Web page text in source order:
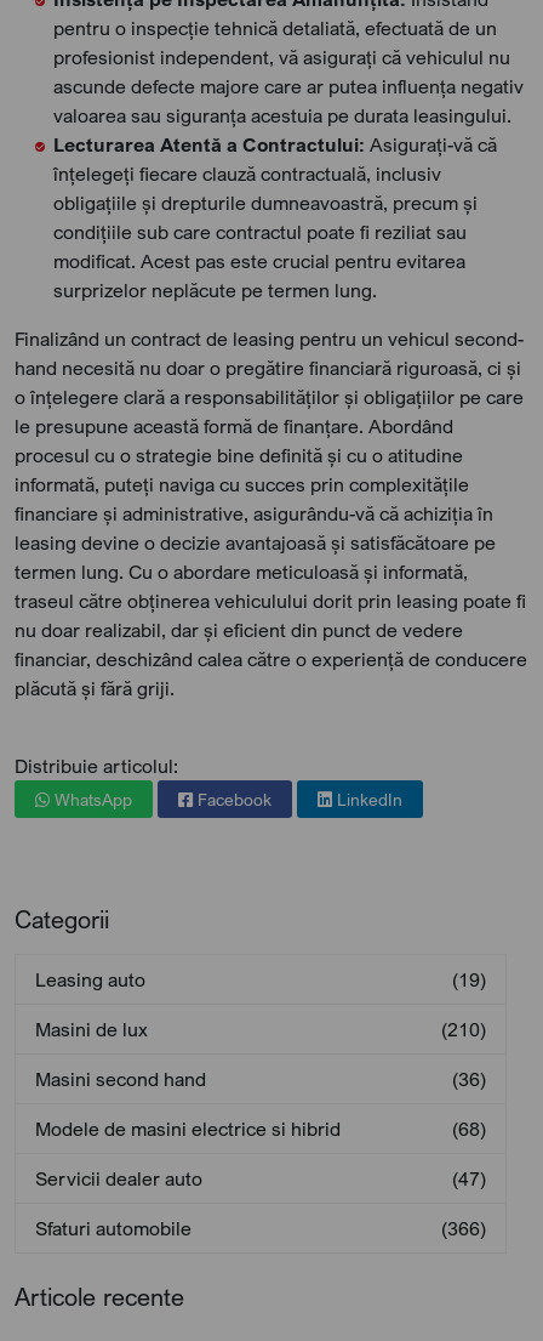
pentru o inspecție tehnică detaliată, efectuată de un
profesionist independent, vă asigurați că vehiculul nu
ascunde defecte majore care ar putea influența negativ
valoarea sau siguranța acestuia pe durata leasingului.
Lecturarea Atentă a Contractului: Asigurați-vă că
înțelegeți fiecare clauză contractuală, inclusiv
obligațiile și drepturile dumneavoastră, precum și
condițiile sub care contractul poate fi reziliat sau
modificat. Acest pas este crucial pentru evitarea
surprizelor neplăcute pe termen lung.
Finalizând un contract de leasing pentru un vehicul second-
hand necesită nu doar o pregătire financiară riguroasă, ci și
o înțelegere clară a responsabilităților și obligațiilor pe care
le presupune această formă de finanțare. Abordând
procesul cu o strategie bine definită și cu o atitudine
informată, puteți naviga cu succes prin complexitățile
financiare și administrative, asigurându-vă că achiziția în
leasing devine o decizie avantajoasă și satisfăcătoare pe
termen lung. Cu o abordare meticuloasă și informată,
traseul către obținerea vehiculului dorit prin leasing poate fi
nu doar realizabil, dar și eficient din punct de vedere
financiar, deschizând calea către o experiență de conducere
plăcută și fără griji.
Distribuie articolul:
WhatsApp Facebook LinkedIn
Categorii
Leasing auto (19)
Masini de lux (210)
Masini second hand (36)
Modele de masini electrice si hibrid (68)
Servicii dealer auto (47)
Sfaturi automobile (366)
Articole recente